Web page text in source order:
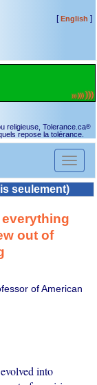
[English ]
religieuse, Tolerance.ca®
repose la tolérance.
Toggle
seulement)
everything
out of
of American
into